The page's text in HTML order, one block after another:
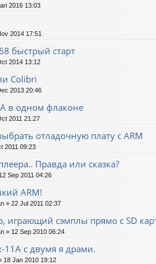
2016 13:03
2014 17:51
быстрый старт
2014 13:12
Colibri
2013 20:46
в одном флаконе
2011 21:27
отладочную плату с ARM
2011 09:23
Правда или сказка?
12 Sep 2011 04:26
ARM!
» 22 Jul 2011 02:37
играющий сэмплы прямо с SD
» 12 Sep 2010 06:24
11A с двумя я драми.
18 Jan 2010 19:12